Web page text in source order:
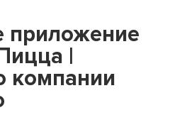
приложение
|
компании